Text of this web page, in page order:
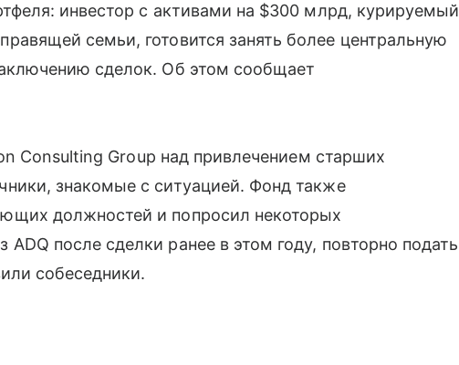
инвестор с активами на $300 млрд, курируемый
семьи, готовится занять более центральную
сделок. Об этом сообщает
Consulting Group над привлечением старших
знакомые с ситуацией. Фонд также
должностей и попросил некоторых
после сделки ранее в этом году, повторно подать
собеседники.